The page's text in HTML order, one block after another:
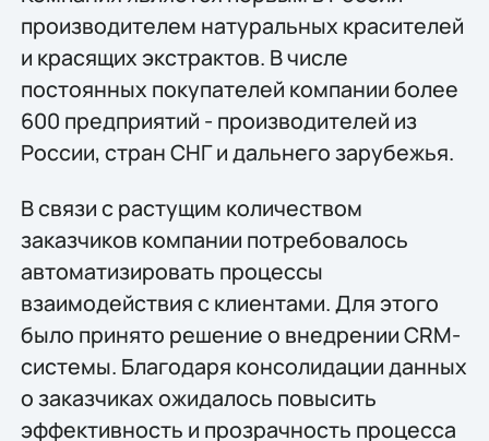
производителем натуральных красителей
и красящих экстрактов. В числе
постоянных покупателей компании более
600 предприятий - производителей из
России, стран СНГ и дальнего зарубежья.
В связи с растущим количеством
заказчиков компании потребовалось
автоматизировать процессы
взаимодействия с клиентами. Для этого
было принято решение о внедрении CRM-
системы. Благодаря консолидации данных
о заказчиках ожидалось повысить
эффективность и прозрачность процесса